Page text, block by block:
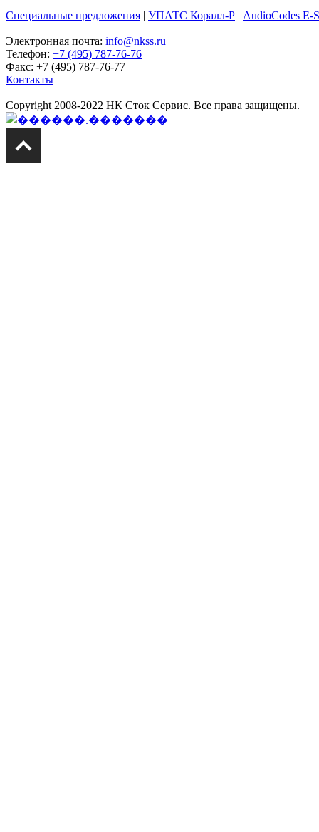
Специальные предложения | УПАТС Коралл-Р | AudioCodes E-
Электронная почта: info@nkss.ru
Телефон: +7 (495) 787-76-76
Факс: +7 (495) 787-76-77
Контакты
Copyright 2008-2022 НК Сток Сервис. Все права защищены.